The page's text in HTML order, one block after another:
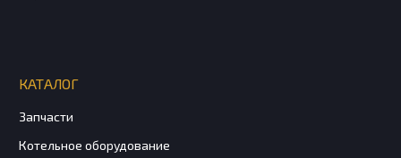
КАТАЛОГ
Запчасти
Котельное оборудование